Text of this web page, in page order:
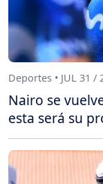
Deportes • JUL 31 /
Nairo se
esta será su